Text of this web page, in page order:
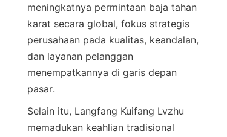
meningkatnya permintaan baja tahan
karat secara global, fokus strategis
perusahaan pada kualitas, keandalan,
dan layanan pelanggan
menempatkannya di garis depan
pasar.
Selain itu, Langfang Kuifang Lvzhu
memadukan keahlian tradisional